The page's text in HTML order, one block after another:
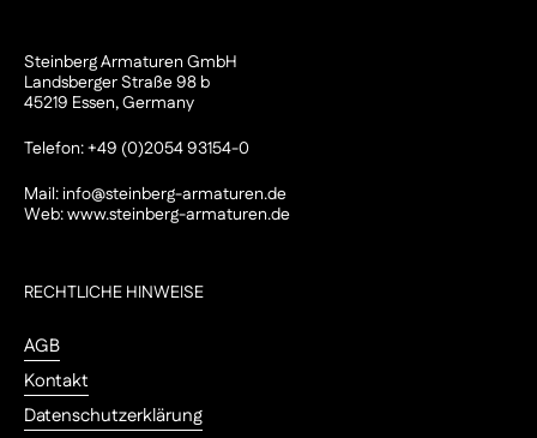
Steinberg Armaturen GmbH
Landsberger Straße 98 b
45219 Essen, Germany
Telefon: +49 (0)2054 93154-0
Mail:info@steinberg-armaturen.de
Web:www.steinberg-armaturen.de
RECHTLICHE HINWEISE
AGB
Kontakt
Datenschutzerklärung